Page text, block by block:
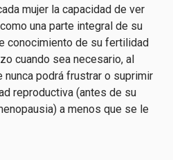
mujer la capacidad de ver
una parte integral de su
conocimiento de su fertilidad
cuando sea necesario, al
podrá frustrar o suprimir
reproductiva (antes de su
a menos que se le